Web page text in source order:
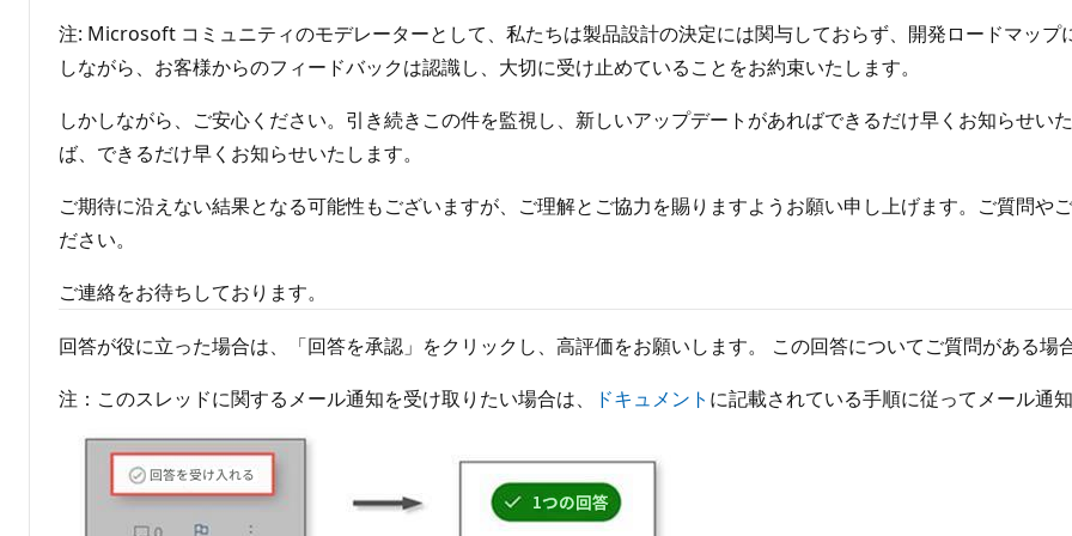
注: Microsoft コミュニティのモデレーターとして、私たちは製品設計の決定には関与しておらず、開発ロードマッ
しながら、お客様からのフィードバックは認識し、大切に受け止めていることをお約束いたします。
しかしながら、ご安心ください。引き続きこの件を監視し、新しいアップデートがあればできるだけ早くお知らせい
ば、できるだけ早くお知らせいたします。
ご期待に沿えない結果となる可能性もございますが、ご理解とご協力を賜りますようお願い申し上げます。ご質問や
ださい。
ご連絡をお待ちしております。
回答が役に立った場合は、「回答を承認」をクリックし、高評価をお願いします。 この回答についてご質問がある
注：このスレッドに関するメール通知を受け取りたい場合は、
ドキュメント に記載されている手順に従ってメール通